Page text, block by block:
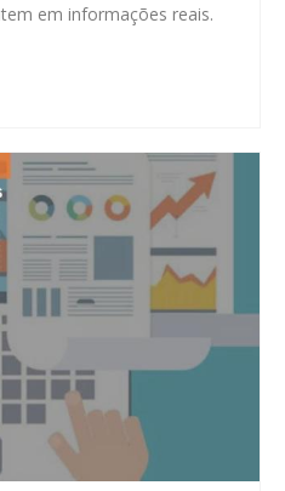
em informações reais.